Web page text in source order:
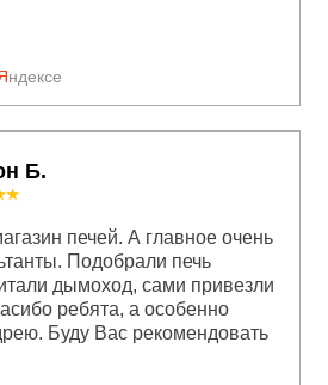
Б.
ндексе
печей. А главное очень
Подобрали печь
дымоход, сами привезли
ребята, а особенно
Буду Вас рекомендовать